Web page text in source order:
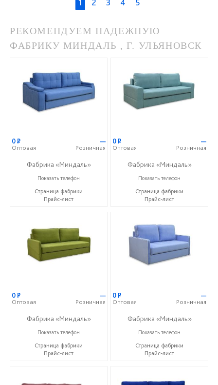
1 2 3 4 5
РЕКОМЕНДУЕМ НАДЕЖНУЮ
ФАБРИКУ МИНДАЛЬ , Г. УЛЬЯНОВСК
0Р
Оптовая
—
Розничная
Фабрика «Миндаль»
+7 (927) 630-62-82
Показать телефон
Страница фабрики
Прайс-лист
0Р
Оптовая
—
Розничная
Фабрика «Миндаль»
+7 (927) 630-62-82
Показать телефон
Страница фабрики
Прайс-лист
0Р
Оптовая
—
Розничная
Фабрика «Миндаль»
+7 (927) 630-62-82
Показать телефон
Страница фабрики
Прайс-лист
0Р
Оптовая
—
Розничная
Фабрика «Миндаль»
+7 (927) 630-62-82
Показать телефон
Страница фабрики
Прайс-лист